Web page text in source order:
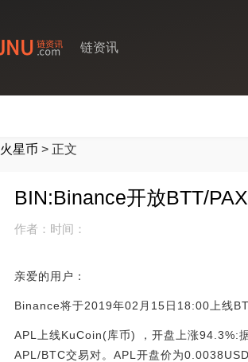
链资讯
火星币 > 正文
BIN:Binance开放BTT/
作者： 时间：
亲爱的用户：
Binance将于2019年02月15日18:00上线
APL上线KuCoin(库币) ，开盘上涨94.3%:
APL/BTC交易对。APL开盘价为